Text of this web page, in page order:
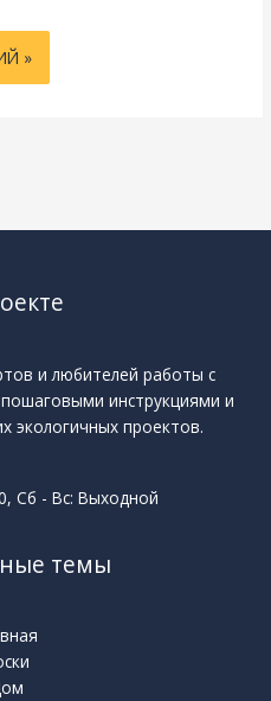
и любителей работы с
инструкциями и
экологичных проектов.
Сб - Вс: Выходной
темы